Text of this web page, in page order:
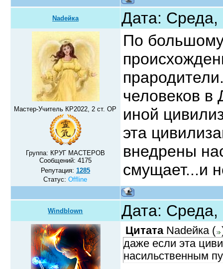
Nadeйка Дата:
Мастер-Учитель КР2022, 2 ст. ОР
Группа: КРУГ МАСТЕРОВ
Сообщений: 4175
Репутация: 1285
Статус:Offline
По
человеков в
иной
эта
внедрены
смущает...и
Windblown Дата:
Цитата Nadeйка (
даже если эта
насильственным